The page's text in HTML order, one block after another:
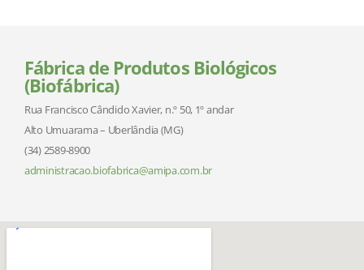
Fábrica de Produtos Biológicos
(Biofábrica)
Rua Francisco Cândido Xavier, n.º 50, 1º andar
Alto Umuarama – Uberlândia (MG)
(34) 2589-8900
administracao.biofabrica@amipa.com.br